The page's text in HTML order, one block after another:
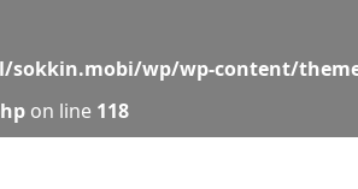
sokkin.mobi/wp/wp-content/
on line 118